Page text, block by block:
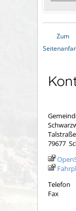
Zum
79677
Telefon
Fax